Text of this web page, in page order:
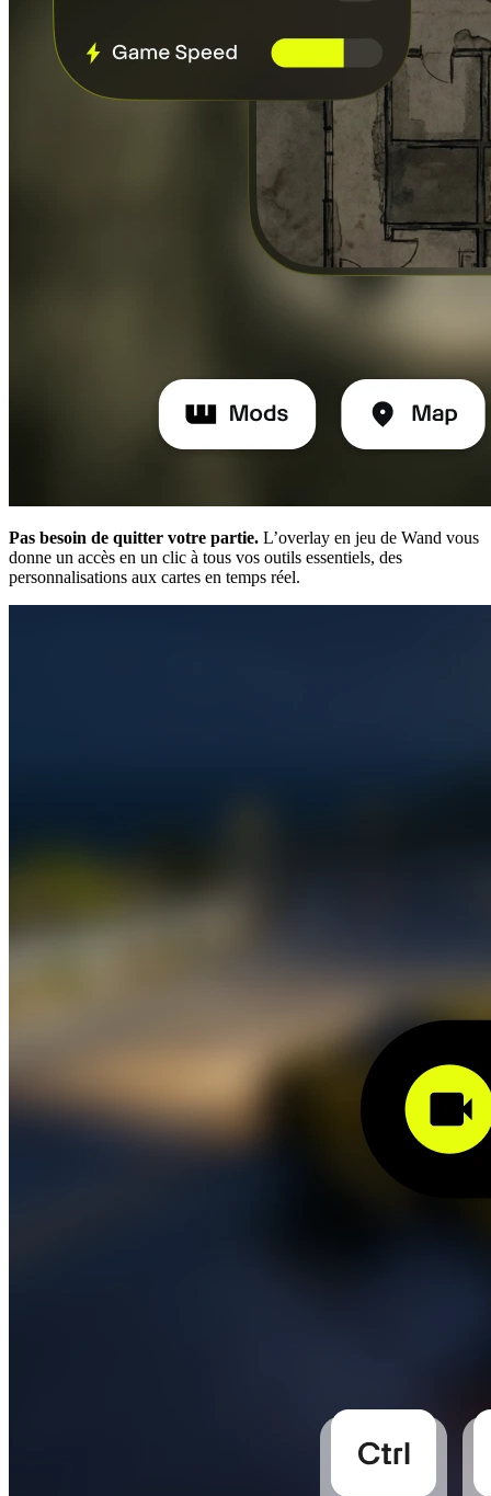
Pas besoin de quitter votre partie. L’overlay en jeu de Wand vous
donne un accès en un clic à tous vos outils essentiels, des
personnalisations aux cartes en temps réel.